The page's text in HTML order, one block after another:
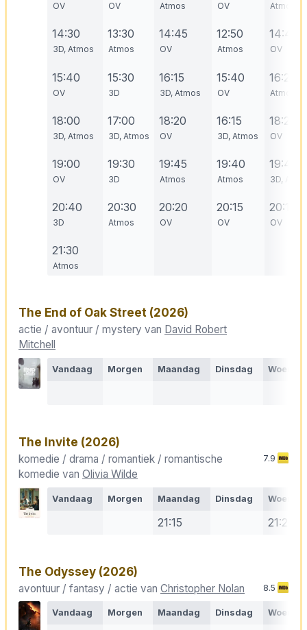
OV
14:30
3D, Atmos
15:40
OV
18:00
3D, Atmos
19:00
OV
20:40
3D
21:30
Atmos
OV
13:30
Atmos
15:30
3D
17:00
3D, Atmos
19:30
3D
20:30
Atmos
Atmos
14:45
OV
16:15
3D, Atmos
18:20
OV
19:45
Atmos
20:20
OV
OV
12:50
Atmos
15:40
OV
16:15
3D, Atmos
19:40
Atmos
20:15
OV
Atmos
14:45
OV
16:20
Atmos
18:20
OV
19:45
3D,
20:15
OV
The End of Oak Street (2026)
actie / avontuur / mystery van David Robert
Mitchell
Vandaag Morgen Maandag Dinsdag
The Invite (2026)
komedie / drama / romantiek / romantische
komedie van Olivia Wilde
7.9
Vandaag Morgen Maandag Dinsdag
21:15 21:20
The Odyssey (2026)
avontuur / fantasy / actie van Christopher Nolan 8.5
Vandaag Morgen Maandag Dinsdag